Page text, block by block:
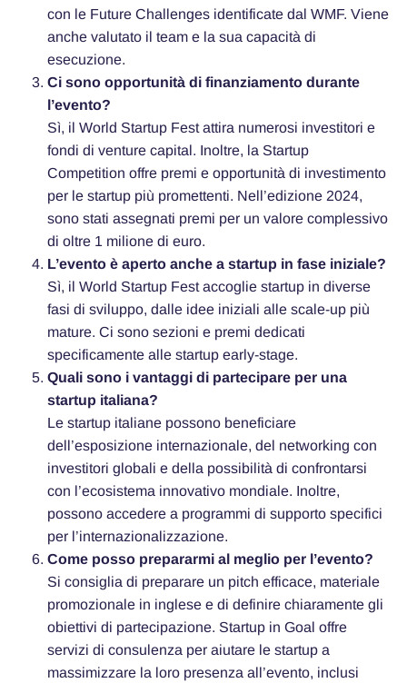
con le Future Challenges identificate dal WMF. Viene
anche valutato il team e la sua capacità di
esecuzione.
Ci sono opportunità di finanziamento durante
l’evento?
Sì, il World Startup Fest attira numerosi investitori e
fondi di venture capital. Inoltre, la Startup
Competition offre premi e opportunità di investimento
per le startup più promettenti. Nell’edizione 2024,
sono stati assegnati premi per un valore complessivo
di oltre 1 milione di euro.
L’evento è aperto anche a startup in fase iniziale?
Sì, il World Startup Fest accoglie startup in diverse
fasi di sviluppo, dalle idee iniziali alle scale-up più
mature. Ci sono sezioni e premi dedicati
specificamente alle startup early-stage.
Quali sono i vantaggi di partecipare per una
startup italiana?
Le startup italiane possono beneficiare
dell’esposizione internazionale, del networking con
investitori globali e della possibilità di confrontarsi
con l’ecosistema innovativo mondiale. Inoltre,
possono accedere a programmi di supporto specifici
per l’internazionalizzazione.
Come posso prepararmi al meglio per l’evento?
Si consiglia di preparare un pitch efficace, materiale
promozionale in inglese e di definire chiaramente gli
obiettivi di partecipazione. Startup in Goal offre
servizi di consulenza per aiutare le startup a
massimizzare la loro presenza all’evento, inclusi